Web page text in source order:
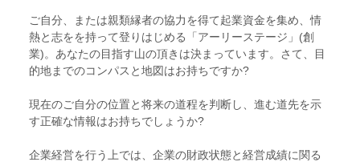
ご自分、または親類縁者の協力を得て起業資金を集め、情
熱と志をを持って登りはじめる「アーリーステージ」(創
業)。あなたの目指す山の頂きは決まっています。さて、目
的地までのコンパスと地図はお持ちですか?
現在のご自分の位置と将来の道程を判断し、進む道先を示
す正確な情報はお持ちでしょうか?
企業経営を行う上では、企業の財政状態と経営成績に関る